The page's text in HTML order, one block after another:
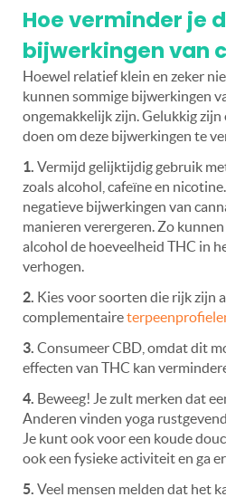
Hoe verminder je
bijwerkingen van
Hoewel relatief klein en zeker
kunnen sommige bijwerkingen
ongemakkelijk zijn. Gelukkig
doen om deze bijwerkingen te
1. Vermijd gelijktijdig gebruik
zoals alcohol, cafeïne en
negatieve bijwerkingen van
manieren verergeren. Zo
alcohol de hoeveelheid THC in
verhogen.
2. Kies voor soorten die rijk zijn
complementaire
3. Consumeer CBD, omdat dit
effecten van THC kan
4. Beweeg! Je zult merken dat
Anderen vinden yoga
Je kunt ook voor een koude
ook een fysieke activiteit en ga
5. Veel mensen melden dat het